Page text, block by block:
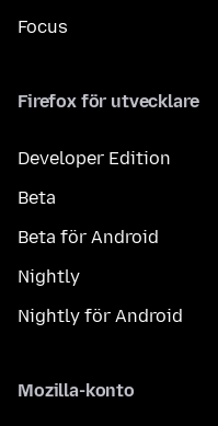
Focus
Firefox för utvecklare
Developer Edition
Beta
Beta för Android
Nightly
Nightly för Android
Mozilla-konto